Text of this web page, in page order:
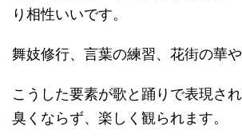
り相性いいです。
舞妓修行、言葉の練習、花街の華や
こうした要素が歌と踊りで表現さ
臭くならず、楽しく観られます。